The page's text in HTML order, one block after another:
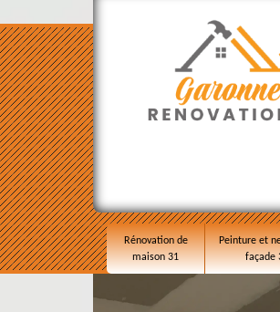
Rénovation de
maison 31
Peinture et
façade